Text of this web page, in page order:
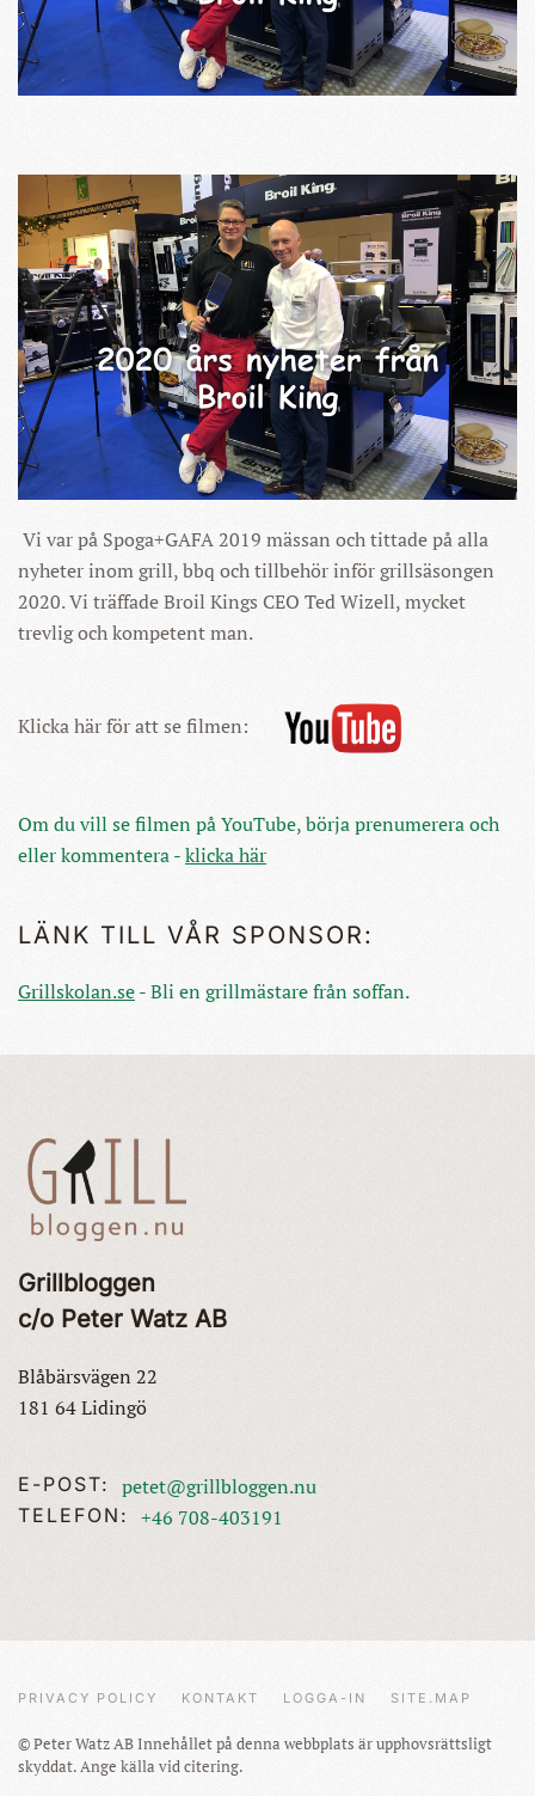
Vi var på Spoga+GAFA 2019 mässan och tittade på alla
nyheter inom grill, bbq och tillbehör inför grillsäsongen
2020. Vi träffade Broil Kings CEO Ted Wizell, mycket
trevlig och kompetent man.
Klicka här för att se filmen:
Om du vill se filmen på YouTube, börja prenumerera och
eller kommentera -klicka här
LÄNK TILL VÅR SPONSOR:
Grillskolan.se- Bli en grillmästare från soffan.
Grillbloggen
c/o Peter Watz AB
Blåbärsvägen 22
181 64 Lidingö
E-POST: petet@grillbloggen.nu
TELEFON: +46 708-403191
© Peter Watz AB Innehållet på denna webbplats är upphovsrättsligt
skyddat. Ange källa vid citering.
PRIVACY POLICY KONTAKT LOGGA-IN SITE.MAP